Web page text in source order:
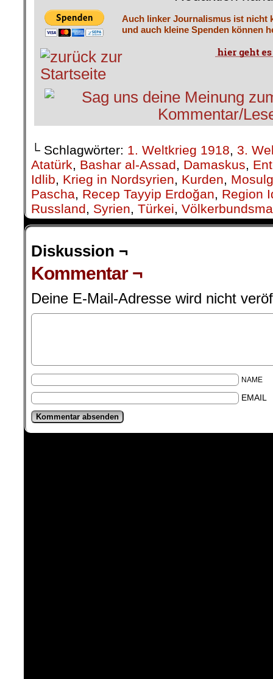
Auch linker Journalismus ist nicht
und auch kleine Spenden können
└ Schlagwörter: 1. Weltkrieg 1918, 3.
Atatürk, Bashar al-Assad, Damaskus,
Idlib, Krieg in Nordsyrien, Kurden,
Pascha, Recep Tayyip Erdoğan, Region
Russland, Syrien, Türkei,
Diskussion ¬
Kommentar ¬
Deine E-Mail-Adresse wird nicht
NAME
EMAIL